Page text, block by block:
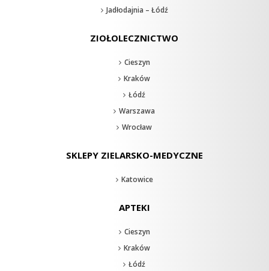
Jadłodajnia – Łódź
ZIOŁOLECZNICTWO
Cieszyn
Kraków
Łódź
Warszawa
Wrocław
SKLEPY ZIELARSKO-MEDYCZNE
Katowice
APTEKI
Cieszyn
Kraków
Łódź